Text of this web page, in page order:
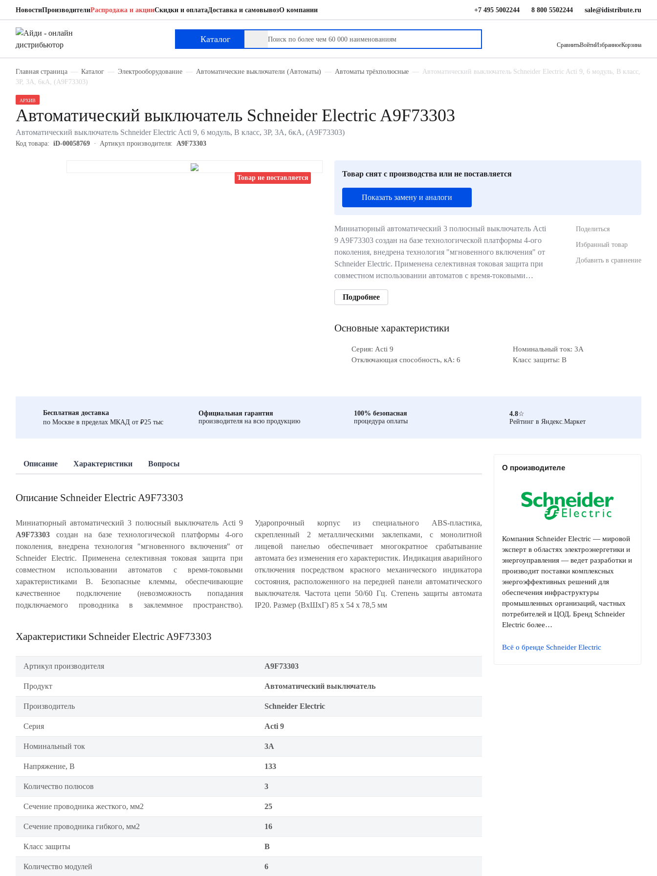
НовостиПроизводителиРаспродажа и акцииСкидки и оплатаДоставка и самовывозО компании +7 495 5002244 8 800 5502244 sale@idistribute.ru
Каталог
СравнитьВойтиИзбранноеКорзина
Главная страница Каталог Электрооборудование Автоматические выключатели (Автоматы) Автоматы трёхполюсные
Автоматический выключатель Schneider Electric Acti 9, 6 модуль, B класс,
3P, 3А, 6кА, (A9F73303)
Товар не поставляется
АРХИВ
Автоматический выключатель Schneider Electric A9F73303
Автоматический выключатель Schneider Electric Acti 9, 6 модуль, B класс, 3P, 3А, 6кА, (A9F73303)
Код товара: iD-00058769 Артикул производителя: A9F73303
Товар снят с производства или не поставляется
Показать замену и аналоги
Миниатюрный автоматический 3 полюсный выключатель Acti
9 A9F73303 создан на базе технологической платформы 4-ого
поколения, внедрена технология "мгновенного включения" от
Schneider Electric. Применена селективная токовая защита при
совместном использовании автоматов с время-токовыми…
Подробнее
Поделиться
Избранный товар
Добавить в сравнение
Основные характеристики
Серия: Acti 9
Номинальный ток: 3А
Отключающая способность, кА: 6
Класс защиты: B
Бесплатная доставка
по Москве в пределах МКАД от ₽25 тыс
Официальная гарантия
производителя на всю продукцию
100% безопасная
процедура оплаты
4.8☆
Рейтинг в Яндекс.Маркет
Описание Характеристики Вопросы
Описание Schneider Electric A9F73303
Миниатюрный автоматический 3 полюсный выключатель Acti 9
A9F73303 создан на базе технологической платформы 4-ого
поколения, внедрена технология "мгновенного включения" от
Schneider Electric. Применена селективная токовая защита при
совместном использовании автоматов с время-токовыми
характеристиками В. Безопасные клеммы, обеспечивающие
качественное подключение (невозможность попадания
подключаемого проводника в заклеммное пространство).
Ударопрочный корпус из специального ABS-пластика,
скрепленный 2 металлическими заклепками, с монолитной
лицевой панелью обеспечивает многократное срабатывание
автомата без изменения его характеристик. Индикация аварийного
отключения посредством красного механического индикатора
состояния, расположенного на передней панели автоматического
выключателя. Частота цепи 50/60 Гц. Степень защиты автомата
IP20. Размер (ВхШхГ) 85 х 54 х 78,5 мм
Характеристики Schneider Electric A9F73303
Артикул производителя A9F73303
Продукт Автоматический выключатель
Производитель Schneider Electric
Серия Acti 9
Номинальный ток 3А
Напряжение, В 133
Количество полюсов 3
Сечение проводника жесткого, мм2 25
Сечение проводника гибкого, мм2 16
Класс защиты B
Количество модулей 6
О производителе
Компания Schneider Electric — мировой
эксперт в областях электроэнергетики и
энергоуправления — ведет разработки и
производит поставки комплексных
энергоэффективных решений для
обеспечения инфраструктуры
промышленных организаций, частных
потребителей и ЦОД. Бренд Schneider
Electric более…
Всё о бренде Schneider Electric
Schneider Electric A9F73303
Автоматический выключатель